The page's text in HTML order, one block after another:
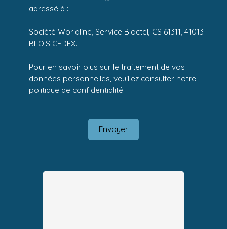
adressé à :
Société Worldline, Service Bloctel, CS 61311, 41013
BLOIS CEDEX.
Pour en savoir plus sur le traitement de vos
données personnelles, veuillez consulter notre
politique de confidentialité.
Envoyer